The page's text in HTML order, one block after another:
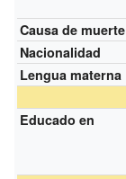
Causa de muerte
Nacionalidad
Lengua materna
Educado en